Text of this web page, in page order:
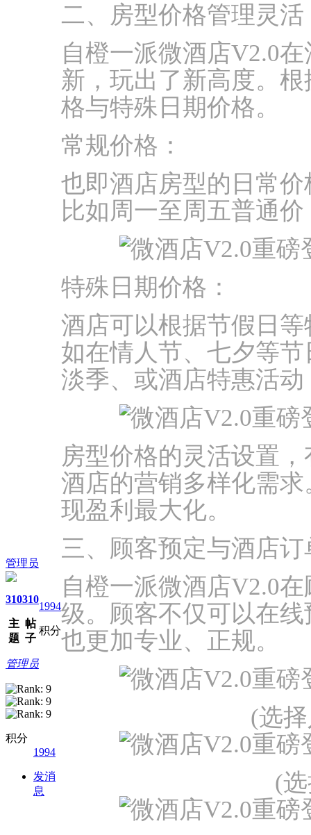
管理员
310
主
题
310
帖
子
1994
积分
管理员
积分
1994
发消
息
二、房型价格管理灵活
自橙一派微酒店V2.0
新，玩出了新高度。
格与特殊日期价格。
常规价格：
也即酒店房型的日常
比如周一至周五普通
特殊日期价格：
酒店可以根据节假日
如在情人节、七夕等
淡季、或酒店特惠活
房型价格的灵活设置
酒店的营销多样化需
现盈利最大化。
三、顾客预定与酒店订
自橙一派微酒店V2.0
级。顾客不仅可以在
也更加专业、正规。
(选
(